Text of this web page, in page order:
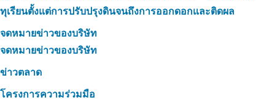
ทุเรียนตั้งแต่การปรับปรุงดินจนถึงการออกดอกและติดผล
จดหมายข่าวของบริษัท
จดหมายข่าวของบริษัท
ข่าวตลาด
โครงการความร่วมมือ